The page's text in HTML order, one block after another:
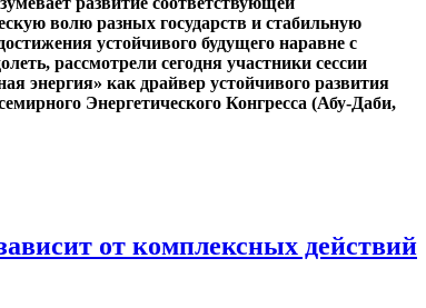
волю разных государств и стабильную
устойчивого будущего наравне с
рассмотрели сегодня участники сессии
энергия» как драйвер устойчивого развития
Энергетического Конгресса (Абу-Даби,
от комплексных действий